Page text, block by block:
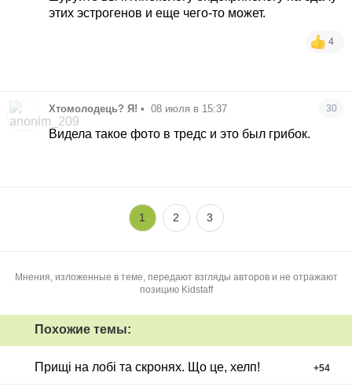
этих эстрогенов и еще чего-то может.
4
Хтомолодець? Я! • 08 июля в 15:37 30
Видела такое фото в тредс и это был грибок.
1 2 3
Мнения, изложенные в теме, передают взгляды авторов и не отражают
позицию Kidstaff
Похожие темы:
Прищі на лобі та скронях. Що це, хелп! +54